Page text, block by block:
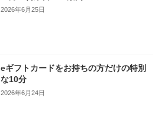
2026年6月25日
eギフトカードをお持ちの方だけの特別
な10分
2026年6月24日